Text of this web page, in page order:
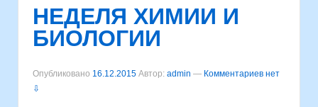
НЕДЕЛЯ ХИМИИ И
БИОЛОГИИ
Опубликовано 16.12.2015 Автор: admin — Комментариев нет
⇩